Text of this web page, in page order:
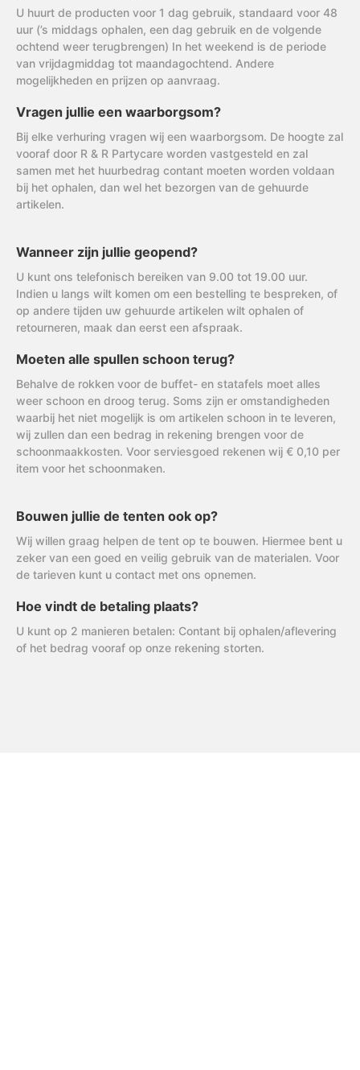
U huurt de producten voor 1 dag gebruik, standaard voor 48
uur (’s middags ophalen, een dag gebruik en de volgende
ochtend weer terugbrengen) In het weekend is de periode
van vrijdagmiddag tot maandagochtend. Andere
mogelijkheden en prijzen op aanvraag.
Vragen jullie een waarborgsom?
Bij elke verhuring vragen wij een waarborgsom. De hoogte zal
vooraf door R & R Partycare worden vastgesteld en zal
samen met het huurbedrag contant moeten worden voldaan
bij het ophalen, dan wel het bezorgen van de gehuurde
artikelen.
Wanneer zijn jullie geopend?
U kunt ons telefonisch bereiken van 9.00 tot 19.00 uur.
Indien u langs wilt komen om een bestelling te bespreken, of
op andere tijden uw gehuurde artikelen wilt ophalen of
retourneren, maak dan eerst een afspraak.
Moeten alle spullen schoon terug?
Behalve de rokken voor de buffet- en statafels moet alles
weer schoon en droog terug. Soms zijn er omstandigheden
waarbij het niet mogelijk is om artikelen schoon in te leveren,
wij zullen dan een bedrag in rekening brengen voor de
schoonmaakkosten. Voor serviesgoed rekenen wij € 0,10 per
item voor het schoonmaken.
Bouwen jullie de tenten ook op?
Wij willen graag helpen de tent op te bouwen. Hiermee bent u
zeker van een goed en veilig gebruik van de materialen. Voor
de tarieven kunt u contact met ons opnemen.
Hoe vindt de betaling plaats?
U kunt op 2 manieren betalen: Contant bij ophalen/aflevering
of het bedrag vooraf op onze rekening storten.